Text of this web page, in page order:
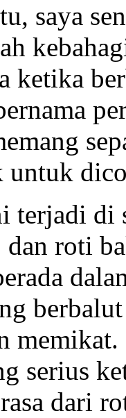
saya
ketika
untuk
terjadi di
roti
serius
dari